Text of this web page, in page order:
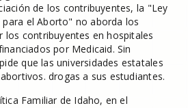
de los contribuyentes, la "Ley
el Aborto" no aborda los
los contribuyentes en hospitales
por Medicaid. Sin
que las universidades estatales
drogas a sus estudiantes.
Familiar de Idaho, en el